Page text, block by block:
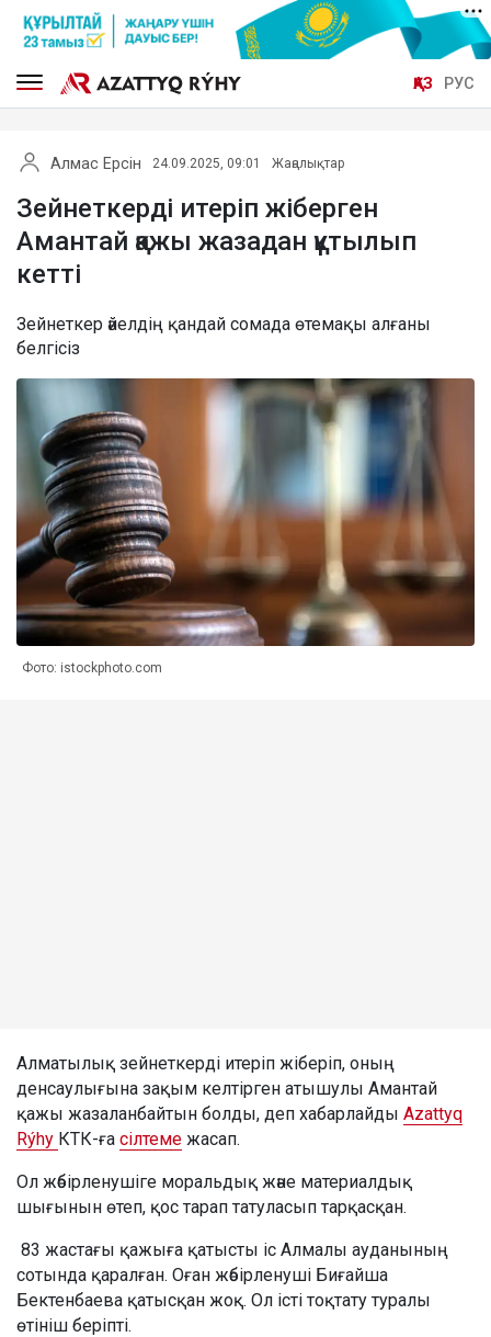
ҚАЗ РУС
Алмас Ерсін 24.09.2025, 09:01 Жаңалықтар
Зейнеткерді итеріп жіберген
Амантай қажы жазадан құтылып
кетті
Зейнеткер әйелдің қандай сомада өтемақы алғаны
белгісіз
Фото: istockphoto.com
Алматылық зейнеткерді итеріп жіберіп, оның
денсаулығына зақым келтірген атышулы Амантай
қажы жазаланбайтын болды, деп хабарлайды Azattyq
Rýhy КТК-ға сілтеме жасап.
Ол жәбірленушіге моральдық және материалдық
шығынын өтеп, қос тарап татуласып тарқасқан.
83 жастағы қажыға қатысты іс Алмалы ауданының
сотында қаралған. Оған жәбірленуші Биғайша
Бектенбаева қатысқан жоқ. Ол істі тоқтату туралы
өтініш беріпті.